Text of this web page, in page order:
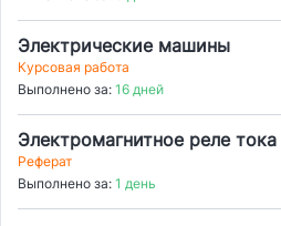
Электрические машины
Курсовая работа
Выполнено за: 16 дней
Электромагнитное реле тока
Реферат
Выполнено за: 1 день